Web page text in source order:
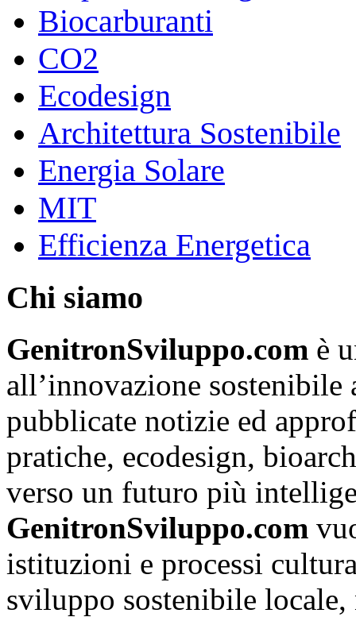
Biocarburanti
CO2
Ecodesign
Architettura Sostenibile
Energia Solare
MIT
Efficienza Energetica
Chi siamo
GenitronSviluppo.com è
all’innovazione sostenibile
pubblicate notizie ed
pratiche, ecodesign,
verso un futuro più
GenitronSviluppo.com
istituzioni e processi
sviluppo sostenibile locale,